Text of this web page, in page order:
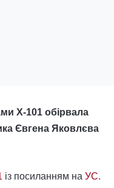
Х-101 обірвала
Євгена Яковлєва
із посиланням на УС.